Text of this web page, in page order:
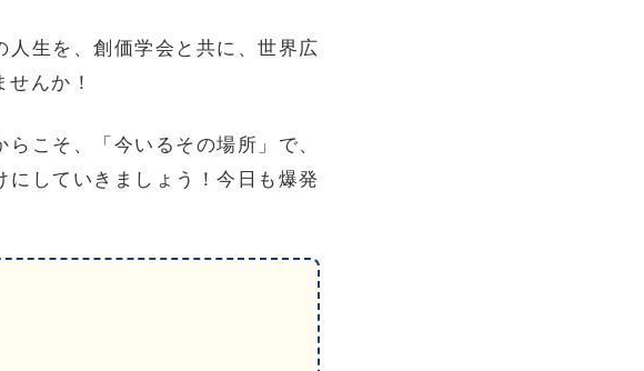
生を、創価学会と共に、世界広
んか！
こそ、「今いるその場所」で、
していきましょう！今日も爆発